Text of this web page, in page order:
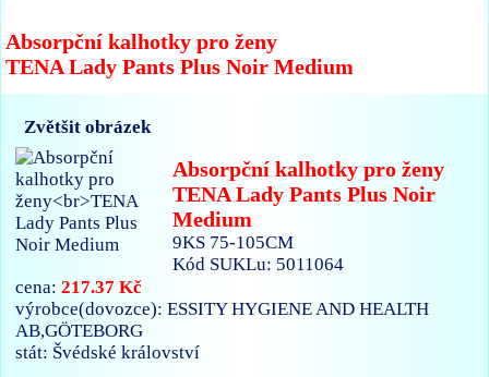
Absorpční kalhotky pro ženy
TENA Lady Pants Plus Noir Medium
Zvětšit obrázek
Absorpční kalhotky pro ženy
TENA Lady Pants Plus Noir
Medium
9KS 75-105CM
Kód SUKLu: 5011064
cena:217.37 Kč
výrobce(dovozce): ESSITY HYGIENE AND HEALTH
AB,GÖTEBORG
stát: Švédské království